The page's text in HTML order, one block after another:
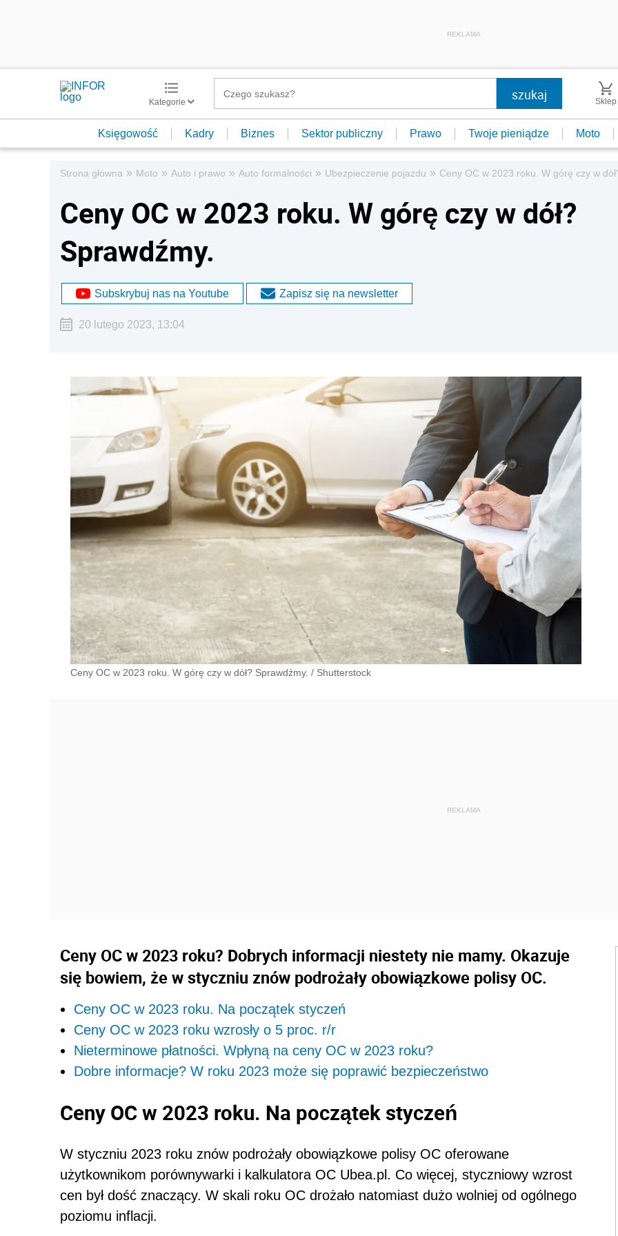
REKLAMA
Kategorie Sklep
Księgowość Kadry Biznes Sektor publiczny Prawo Twoje pieniądze Moto
Strona główna » Moto » Auto i prawo » Auto formalności » Ubezpieczenie pojazdu » Ceny OC w 2023 roku. W górę czy w
Ceny OC w 2023 roku. W górę czy w dół?
Sprawdźmy.
Subskrybuj nas na Youtube Zapisz się na newsletter
20 lutego 2023, 13:04
Ceny OC w 2023 roku. W górę czy w dół? Sprawdźmy. / Shutterstock
Ceny OC w 2023 roku? Dobrych informacji niestety nie mamy. Okazuje
się bowiem, że w styczniu znów podrożały obowiązkowe polisy OC.
Ceny OC w 2023 roku. Na początek styczeń
Ceny OC w 2023 roku wzrosły o 5 proc. r/r
Nieterminowe płatności. Wpłyną na ceny OC w 2023 roku?
Dobre informacje? W roku 2023 może się poprawić bezpieczeństwo
Ceny OC w 2023 roku. Na początek styczeń
W styczniu 2023 roku znów podrożały obowiązkowe polisy OC oferowane
użytkownikom porównywarki i kalkulatora OC Ubea.pl. Co więcej, styczniowy wzrost
cen był dość znaczący. W skali roku OC drożało natomiast dużo wolniej od ogólnego
poziomu inflacji.